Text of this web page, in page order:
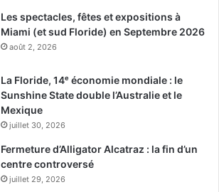
Les spectacles, fêtes et expositions à
Miami (et sud Floride) en Septembre 2026
août 2, 2026
La Floride, 14ᵉ économie mondiale : le
Sunshine State double l’Australie et le
Mexique
juillet 30, 2026
Fermeture d’Alligator Alcatraz : la fin d’un
centre controversé
juillet 29, 2026